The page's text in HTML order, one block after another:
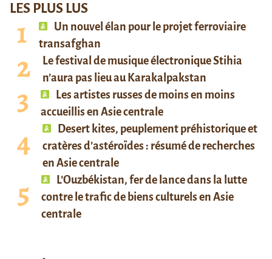
LES PLUS LUS
Un nouvel élan pour le projet ferroviaire
transafghan
Le festival de musique électronique Stihia
n’aura pas lieu au Karakalpakstan
Les artistes russes de moins en moins
accueillis en Asie centrale
Desert kites, peuplement préhistorique et
cratères d’astéroïdes : résumé de recherches
en Asie centrale
L’Ouzbékistan, fer de lance dans la lutte
contre le trafic de biens culturels en Asie
centrale